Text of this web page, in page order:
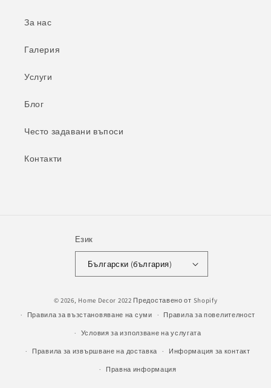
За нас
Галерия
Услуги
Блог
Често задавани въпоси
Контакти
Език
Български (българия)
© 2026, Home Decor 2022 Предоставено от Shopify
Правила за възстановяване на суми
Правила за повелителност
Условия за използване на услугата
Правила за извършване на доставка Информация за контакт
Правна информация